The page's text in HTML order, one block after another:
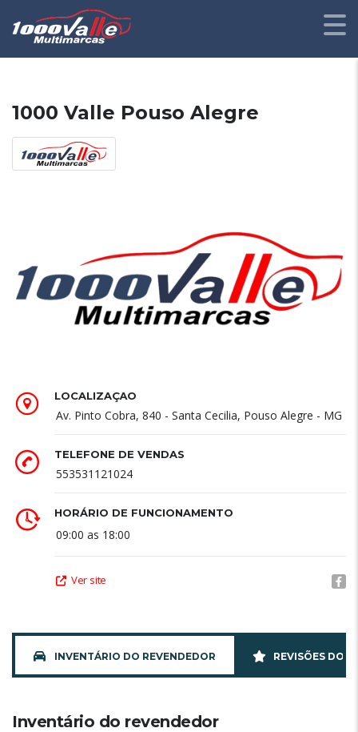
1000 Valle Pouso Alegre
LOCALIZAÇÃO
Av. Pinto Cobra, 840 - Santa Cecilia, Pouso Alegre - MG
TELEFONE DE VENDAS
553531121024
HORÁRIO DE FUNCIONAMENTO
09:00 as 18:00
Ver site
INVENTÁRIO DO REVENDEDOR REVISÕES DO
Inventário do revendedor